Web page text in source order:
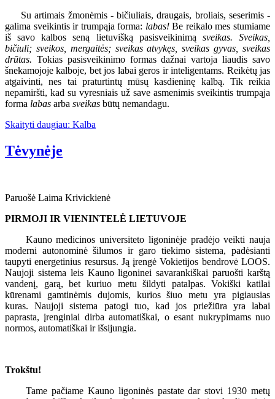
Su artimais žmonėmis - bičiuliais, draugais, broliais, seserimis -
galima sveikintis ir trumpąja forma: labas!Be reikalo mes stumiame
iš savo kalbos seną lietuvišką pasisveikinimą sveikas. Sveikas,
bičiuli; sveikos, mergaitės; sveikas atvykęs, sveikas gyvas, sveikas
drūtas. Tokias pasisveikinimo formas dažnai vartoja liaudis savo
šnekamojoje kalboje, bet jos labai geros ir inteligentams. Reikėtų jas
atgaivinti, nes tai praturtintų mūsų kasdieninę kalbą. Tik reikia
nepamiršti, kad su vyresniais už save asmenimis sveikintis trumpąja
forma labas arba sveikas būtų nemandagu.
Skaityti daugiau: Kalba
Tėvynėje
Paruošė Laima Krivickienė
PIRMOJI IR VIENINTELĖ LIETUVOJE
Kauno medicinos universiteto ligoninėje pradėjo veikti nauja
moderni autonominė šilumos ir garo tiekimo sistema, padėsianti
taupyti energetinius resursus. Ją įrengė Vokietijos bendrovė LOOS.
Naujoji sistema leis Kauno ligoninei savarankiškai paruošti karštą
vandenį, garą, bet kuriuo metu šildyti patalpas. Vokiški katilai
kūrenami gamtinėmis dujomis, kurios šiuo metu yra pigiausias
kuras. Naujoji sistema patogi tuo, kad jos priežiūra yra labai
paprasta, įrenginiai dirba automatiškai, o esant nukrypimams nuo
normos, automatiškai ir išsijungia.
Trokštu!
Tame pačiame Kauno ligoninės pastate dar stovi 1930 metų